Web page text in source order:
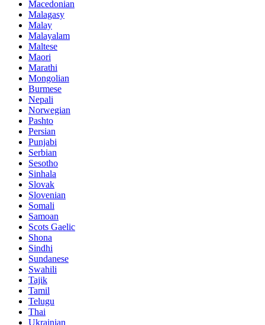
Macedonian
Malagasy
Malay
Malayalam
Maltese
Maori
Marathi
Mongolian
Burmese
Nepali
Norwegian
Pashto
Persian
Punjabi
Serbian
Sesotho
Sinhala
Slovak
Slovenian
Somali
Samoan
Scots Gaelic
Shona
Sindhi
Sundanese
Swahili
Tajik
Tamil
Telugu
Thai
Ukrainian